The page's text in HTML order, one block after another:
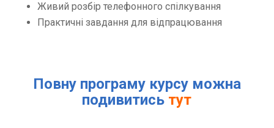
Живий розбір телефонного спілкування
Практичні завдання для відпрацювання
Повну програму курсу можна
подивитись тут